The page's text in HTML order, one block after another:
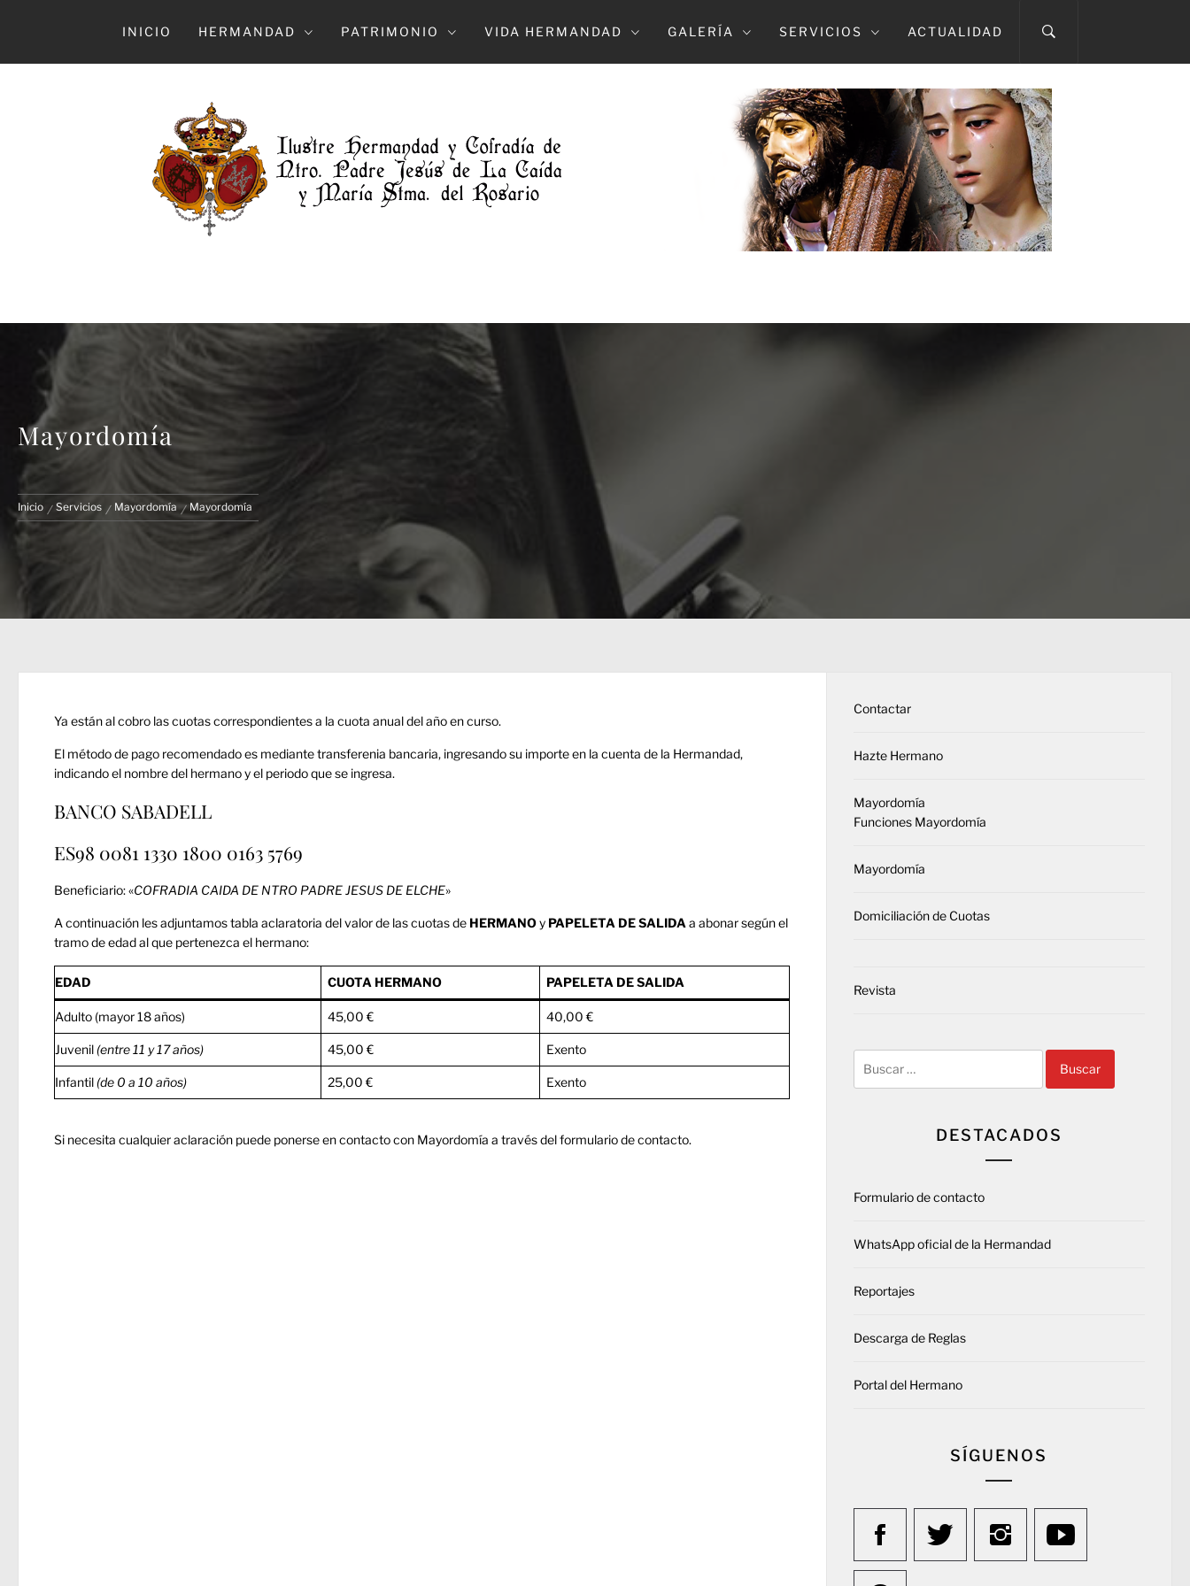
INICIO HERMANDAD PATRIMONIO VIDA HERMANDAD GALERÍA SERVICIOS ACTUALIDAD
HERMANDAD DE LA CAÍDA
Mayordomía
Inicio Servicios Mayordomía Mayordomía
Ya están al cobro las cuotas correspondientes a la cuota anual del año en curso.
El método de pago recomendado es mediante transferenia bancaria, ingresando su importe en la cuenta de la Hermandad,
indicando el nombre del hermano y el periodo que se ingresa.
BANCO SABADELL
ES98 0081 1330 1800 0163 5769
Beneficiario: «COFRADIA CAIDA DE NTRO PADRE JESUS DE ELCHE»
A continuación les adjuntamos tabla aclaratoria del valor de las cuotas de HERMANOy PAPELETA DE SALIDA a abonar según el
tramo de edad al que pertenezca el hermano:
EDAD CUOTA HERMANO PAPELETA DE SALIDA
Adulto (mayor 18 años) 45,00 € 40,00 €
Juvenil (entre 11 y 17 años) 45,00 € Exento
Infantil (de 0 a 10 años) 25,00 € Exento
Si necesita cualquier aclaración puede ponerse en contacto con Mayordomía a través delformulario de contacto.
Contactar
Hazte Hermano
Mayordomía
Funciones Mayordomía
Mayordomía
Domiciliación de Cuotas
Revista
DESTACADOS
Formulario de contacto
WhatsApp oficial de la Hermandad
Reportajes
Descarga de Reglas
Portal del Hermano
SÍGUENOS